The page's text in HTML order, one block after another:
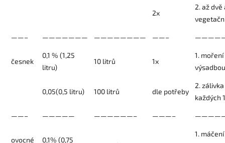
2x
2. až
——– ——————— ———————— ——–
česnek
0,1 % (1,25
litru)
10 litrů 1x
1.
0,05(0,5 litru) 100 litrů dle potřeby
2.
každých
——– ————— ——————– ———–
ovocné
0,1% (0,75
1.